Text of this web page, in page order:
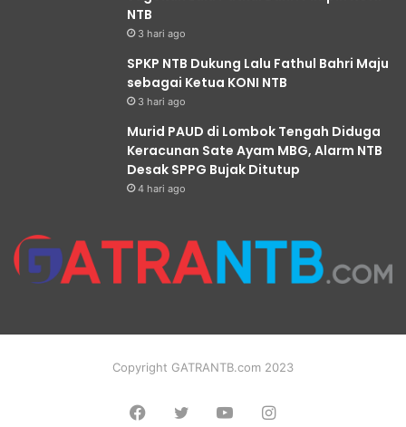
NTB
3 hari ago
SPKP NTB Dukung Lalu Fathul Bahri Maju
sebagai Ketua KONI NTB
3 hari ago
Murid PAUD di Lombok Tengah Diduga
Keracunan Sate Ayam MBG, Alarm NTB
Desak SPPG Bujak Ditutup
4 hari ago
Copyright GATRANTB.com 2023
Facebook
TwitterYouTubeInstagram